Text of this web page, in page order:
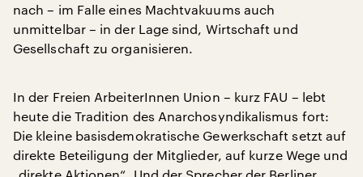
nach – im Falle eines Machtvakuums auch
unmittelbar – in der Lage sind, Wirtschaft und
Gesellschaft zu organisieren.
In der Freien ArbeiterInnen Union – kurz FAU – lebt
heute die Tradition des Anarchosyndikalismus fort:
Die kleine basisdemokratische Gewerkschaft setzt auf
direkte Beteiligung der Mitglieder, auf kurze Wege und